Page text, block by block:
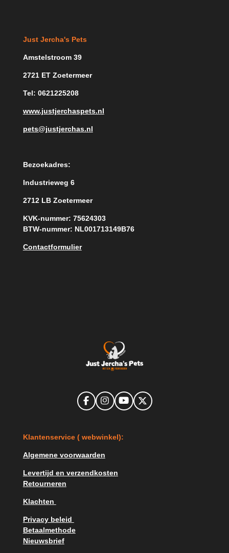
Just Jercha's Pets
Amstelstroom 39
2721 ET Zoetermeer
Tel: 0621225208
www.justjerchaspets.nl
pets@justjerchas.nl
Bezoekadres:
Industrieweg 6
2712 LB Zoetermeer
KVK-nummer: 75624303
BTW-nummer: NL001713149B76
Contactformulier
F
a
b
o
I
n
a
r
m
Y
o
u
X
Klantenservice ( webwinkel):
Algemene voorwaarden
Levertijd en verzendkosten
Retourneren
Klachten
Privacy beleid
Betaalmethode
Nieuwsbrief